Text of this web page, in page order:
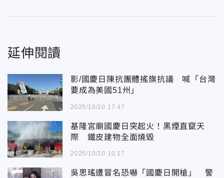
延伸閱讀
影/國慶日陳抗團體搖旗抗議 喊「台灣
要成為美國51州」
2025/10/10 17:47
基隆宮廟國慶日突起火！黑煙直竄天
際 鐵皮建物全面燒毀
2025/10/10 10:17
吳思瑤遭冒名恐嚇「國慶日開槍」 警